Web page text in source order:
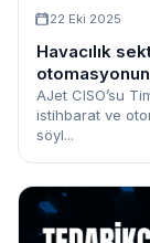
22 Eki 2025
Havacılık
AJet CISO’su
istihbarat ve
söyl...